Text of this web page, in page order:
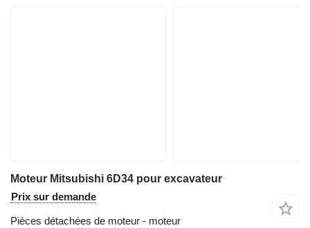
Moteur Mitsubishi 6D34 pour excavateur
Prix sur demande
Pièces détachées de moteur - moteur